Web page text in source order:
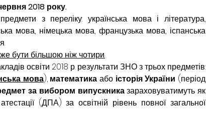
2018 року.
з переліку: українська мова і література,
мова, німецька мова, французька мова, іспанська
бути більшою ніж чотири.
освіти 2018 р. результати ЗНО з трьох предметів:
мова), математика або історія України (період
за вибором випускника зараховуватимуть як
(ДПА) за освітній рівень повної загальної